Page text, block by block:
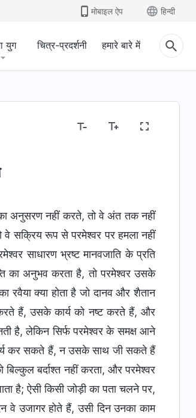
मोबाइल ऐप हिन्दी
युग चित्र-प्रदर्शनी हमारे बारे में
अनुसरण नहीं करते, तो वे अंत तक नहीं
सक्रिय रूप से परमेश्वर पर हमला नहीं
साधारण भ्रष्ट मानवजाति के प्रति
का अनुभव करता है, तो परमेश्वर उसके
रवैया क्या होता है जो दानव और शैतान
हैं, उसके कार्य को नष्ट करते हैं, और
है, लेकिन सिर्फ परमेश्वर के समक्ष आने
कर सकते हैं, न उसके साथ जी सकते हैं
बर्दाश्त नहीं करता, और परमेश्वर
है; ऐसी किसी जोड़ी का पता चलने पर,
वे उजागर होते हैं, उसी दिन उनका काम